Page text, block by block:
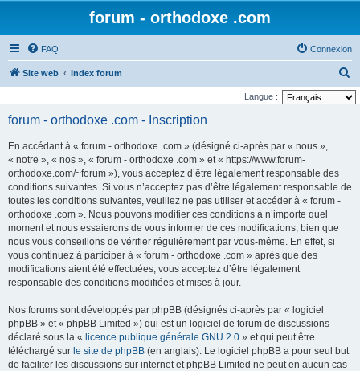
forum - orthodoxe .com
FAQ Connexion
Site web Index forum
e
Langue :
forum - orthodoxe .com - Inscription
En accédant à « forum - orthodoxe .com » (désigné ci-après par « nous »,
« notre », « nos », « forum - orthodoxe .com » et « https://www.forum-
orthodoxe.com/~forum »), vous acceptez d’être légalement responsable des
conditions suivantes. Si vous n’acceptez pas d’être légalement responsable de
toutes les conditions suivantes, veuillez ne pas utiliser et accéder à « forum -
orthodoxe .com ». Nous pouvons modifier ces conditions à n’importe quel
moment et nous essaierons de vous informer de ces modifications, bien que
nous vous conseillons de vérifier régulièrement par vous-même. En effet, si
vous continuez à participer à « forum - orthodoxe .com » après que des
modifications aient été effectuées, vous acceptez d’être légalement
responsable des conditions modifiées et mises à jour.
Nos forums sont développés par phpBB (désignés ci-après par « logiciel
phpBB » et « phpBB Limited ») qui est un logiciel de forum de discussions
déclaré sous la « licence publique générale GNU 2.0 » et qui peut être
téléchargé sur le site de phpBB (en anglais). Le logiciel phpBB a pour seul but
de faciliter les discussions sur internet et phpBB Limited ne peut en aucun cas